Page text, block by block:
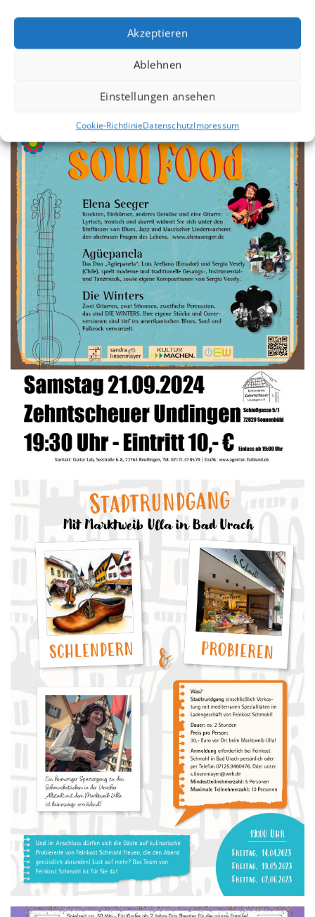
Akzeptieren
Ablehnen
Einstellungen ansehen
Cookie-RichtlinieDatenschutzImpressum